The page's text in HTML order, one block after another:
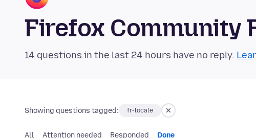
Firefox Community
14 questions in the last 24 hours have no reply.
Showing questions tagged: fr-locale
All Attention needed Responded Done